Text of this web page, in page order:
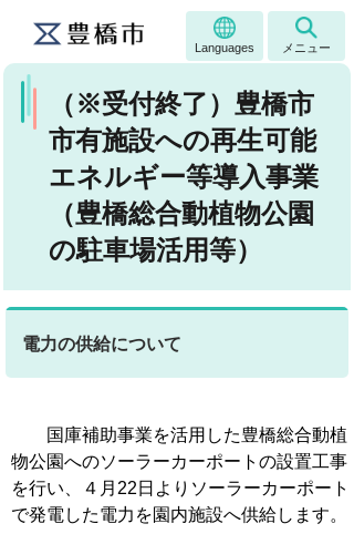
Languages メニュー
（※受付終了）豊橋市
市有施設への再生可能
エネルギー等導入事業
（豊橋総合動植物公園
の駐車場活用等）
電力の供給について
国庫補助事業を活用した豊橋総合動植
物公園へのソーラーカーポートの設置工事
を行い、４月22日よりソーラーカーポート
で発電した電力を園内施設へ供給します。